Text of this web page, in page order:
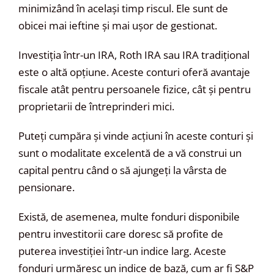
minimizând în același timp riscul. Ele sunt de
obicei mai ieftine și mai ușor de gestionat.
Investiția într-un IRA, Roth IRA sau IRA tradițional
este o altă opțiune. Aceste conturi oferă avantaje
fiscale atât pentru persoanele fizice, cât și pentru
proprietarii de întreprinderi mici.
Puteți cumpăra și vinde acțiuni în aceste conturi și
sunt o modalitate excelentă de a vă construi un
capital pentru când o să ajungeți la vârsta de
pensionare.
Există, de asemenea, multe fonduri disponibile
pentru investitorii care doresc să profite de
puterea investiției într-un indice larg. Aceste
fonduri urmăresc un indice de bază, cum ar fi S&P